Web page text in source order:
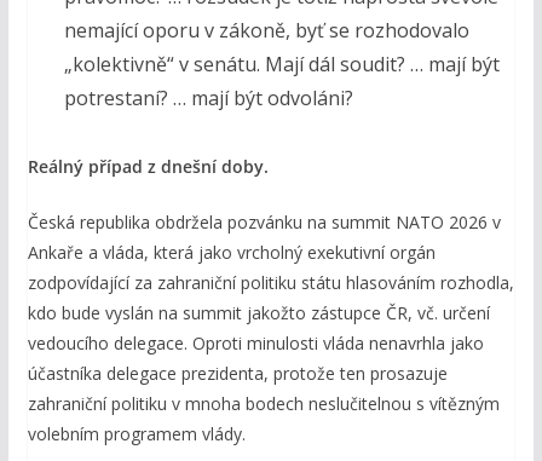
nemající oporu v zákoně, byť se rozhodovalo
„kolektivně“ v senátu. Mají dál soudit? … mají být
potrestaní? … mají být odvoláni?
Reálný případ z dnešní doby.
Česká republika obdržela pozvánku na summit NATO 2026 v
Ankaře a vláda, která jako vrcholný exekutivní orgán
zodpovídající za zahraniční politiku státu hlasováním rozhodla,
kdo bude vyslán na summit jakožto zástupce ČR, vč. určení
vedoucího delegace. Oproti minulosti vláda nenavrhla jako
účastníka delegace prezidenta, protože ten prosazuje
zahraniční politiku v mnoha bodech neslučitelnou s vítězným
volebním programem vlády.